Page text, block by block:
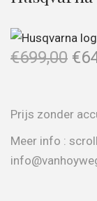
€699,00 €
Prijs zonder
Meer info :